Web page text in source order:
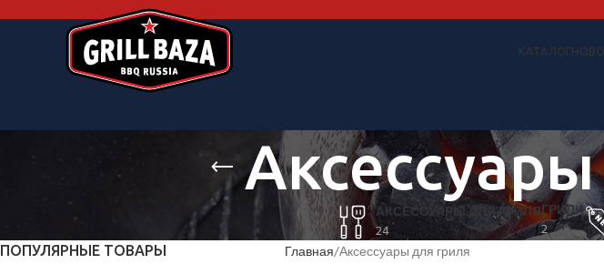
КАТАЛОГ
АКСЕССУАРЫ ДЛЯ ГРИЛЯ
24
ГРИЛИ
2
ПОПУЛЯРНЫЕ ТОВАРЫ Главная Аксессуары для гриля